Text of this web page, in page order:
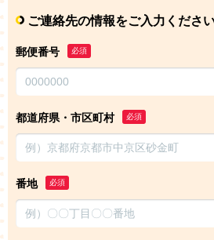
ご連絡先の情報をご入力くださ
郵便番号 必須
都道府県・市区町村 必須
番地 必須